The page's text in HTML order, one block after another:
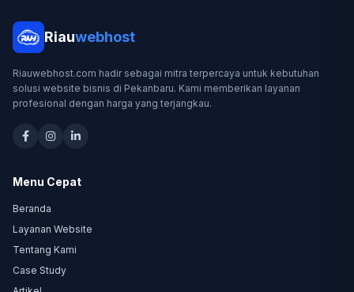
Riauwebhost
Riauwebhost.com hadir sebagai mitra terpercaya untuk kebutuhan
solusi website bisnis di Pekanbaru. Kami memberikan layanan
profesional dengan harga yang terjangkau.
Menu Cepat
Beranda
Layanan Website
Tentang Kami
Case Study